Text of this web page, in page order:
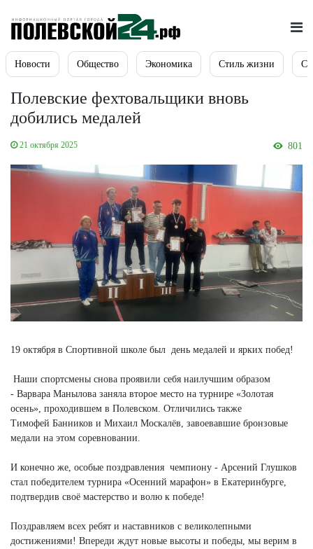
Новости Общество Экономика Стиль жизни
Полевские фехтовальщики вновь
добились медалей
21 октября 2025 801
19 октября в Спортивной школе был день медалей и ярких побед!
Наши спортсмены снова проявили себя наилучшим образом
- Варвара Манылова заняла второе место на турнире «Золотая
осень», проходившем в Полевском. Отличились также
Тимофей Банников и Михаил Москалёв, завоевавшие бронзовые
медали на этом соревновании.
И конечно же, особые поздравления чемпиону - Арсений Глушков
стал победителем турнира «Осенний марафон» в Екатеринбурге,
подтвердив своё мастерство и волю к победе!
Поздравляем всех ребят и наставников с великолепными
достижениями! Впереди ждут новые высоты и победы, мы верим в